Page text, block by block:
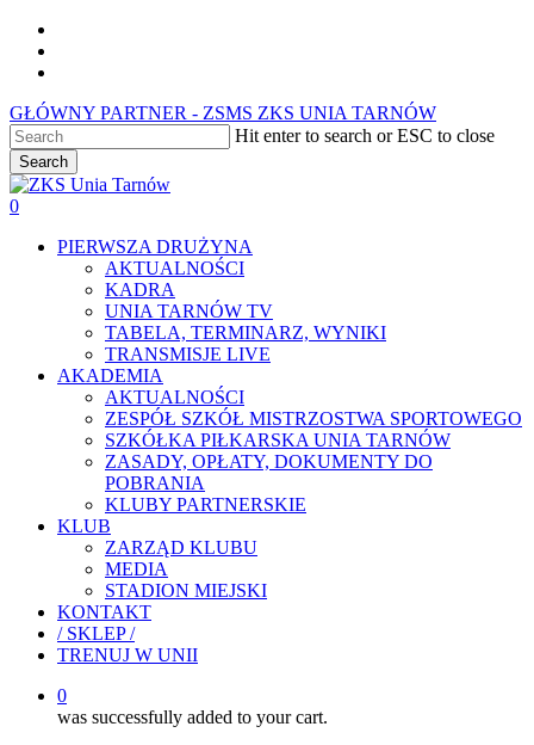
Skip
main
GŁÓWNY PARTNER - ZSMS ZKS UNIA TARNÓW
Hit enter to search or ESC to close
Search
Close
Search
0
PIERWSZA DRUŻYNA
AKTUALNOŚCI
KADRA
UNIA TARNÓW TV
TABELA, TERMINARZ, WYNIKI
TRANSMISJE LIVE
AKADEMIA
AKTUALNOŚCI
ZESPÓŁ SZKÓŁ MISTRZOSTWA SPORTOWEGO
SZKÓŁKA PIŁKARSKA UNIA TARNÓW
ZASADY, OPŁATY, DOKUMENTY DO
POBRANIA
KLUBY PARTNERSKIE
KLUB
ZARZĄD KLUBU
MEDIA
STADION MIEJSKI
KONTAKT
/ SKLEP /
TRENUJ W UNII
0
was successfully added to your cart.